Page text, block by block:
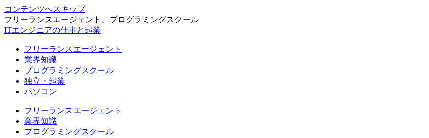
コンテンツへスキップ
フリーランスエージェント、プログラミングスクール
ITエンジニアの仕事と起業
フリーランスエージェント
業界知識
プログラミングスクール
独立・起業
パソコン
フリーランスエージェント
業界知識
プログラミングスクール